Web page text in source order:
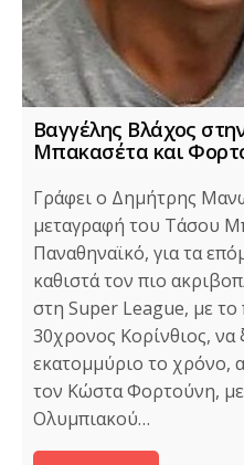
Βαγγέλης Βλάχος
Μπακασέτα και
Γράφει ο Δημήτρης
μεταγραφή του Τάσου
Παναθηναϊκό, για τα
καθιστά τον πιο
στη Super League, με
30χρονος Κορίνθιος, να
εκατομμύριο το χρόνο,
τον Κώστα Φορτούνη,
Ολυμπιακού…